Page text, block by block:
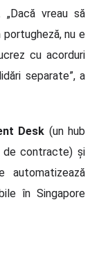
vreau să
nu e
cu acorduri
separate”, a
Desk (un hub
de contracte) și
automatizează
în Singapore